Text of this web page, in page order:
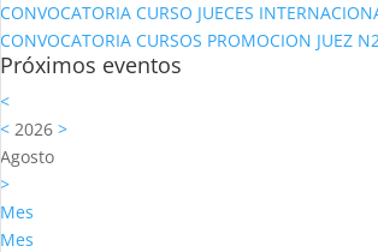
CONVOCATORIA CURSO JUECES
CONVOCATORIA CURSOS PROMOCION JUEZ
Próximos eventos
<
< 2026>
Agosto
>
Mes
Mes